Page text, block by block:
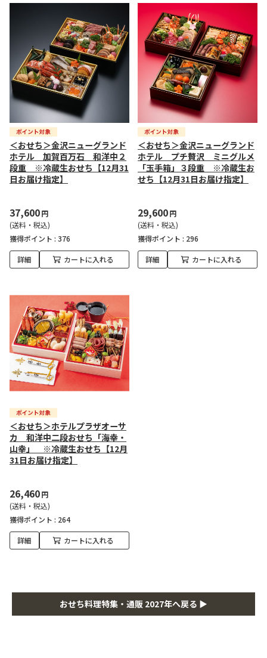
＜おせち＞金沢ニューグランド
ホテル 加賀百万石 和洋中２
段重 ※冷蔵生おせち【12月31
日お届け指定】
37,600円
(送料・税込)
獲得ポイント : 376
詳細 カートに入れる
＜おせち＞金沢ニューグランド
ホテル プチ贅沢 ミニグルメ
「玉手箱」３段重 ※冷蔵生お
せち【12月31日お届け指定】
29,600円
(送料・税込)
獲得ポイント : 296
詳細 カートに入れる
＜おせち＞ホテルプラザオーサ
カ 和洋中二段おせち「海幸・
山幸」 ※冷蔵生おせち【12月
31日お届け指定】
26,460円
(送料・税込)
獲得ポイント : 264
詳細 カートに入れる
おせち料理特集・通販 2027年へ戻る ▶